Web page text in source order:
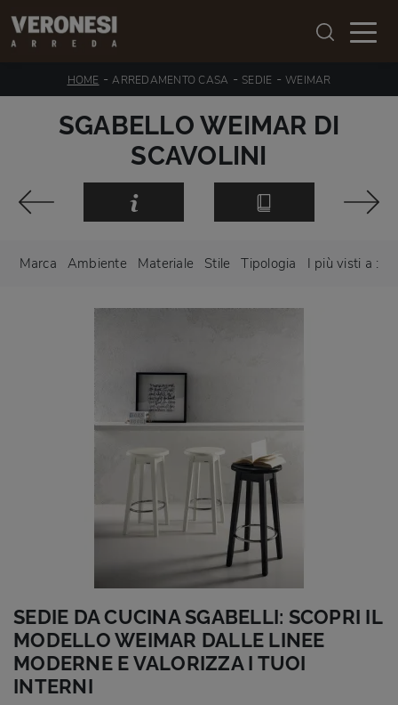
HOME -ARREDAMENTO CASA - SEDIE - WEIMAR
SGABELLO WEIMAR DI
SCAVOLINI
Marca Ambiente Materiale Stile Tipologia I più visti a :
SEDIE DA CUCINA SGABELLI: SCOPRI IL
MODELLO WEIMAR DALLE LINEE
MODERNE E VALORIZZA I TUOI
INTERNI